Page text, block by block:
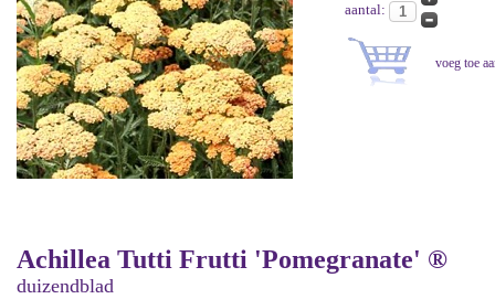
aantal:
Achillea Tutti Frutti 'Pomegranate' ®
duizendblad